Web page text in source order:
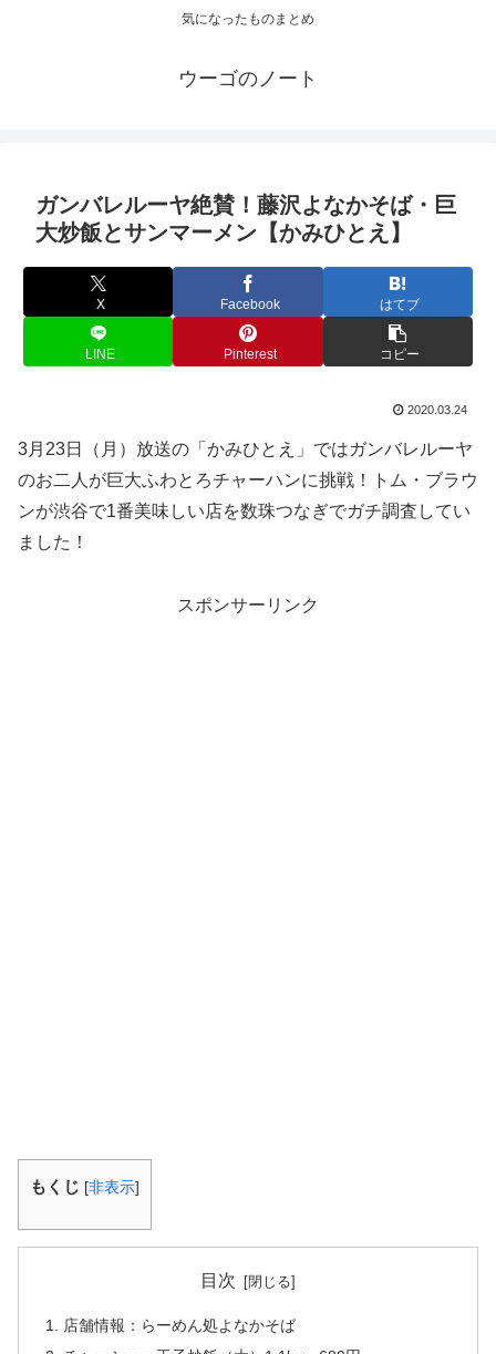
気になったものまとめ
ウーゴのノート
ガンバレルーヤ絶賛！藤沢よなかそば・巨
大炒飯とサンマーメン【かみひとえ】
X Facebook はてブ
LINE Pinterest コピー
2020.03.24
3月23日（月）放送の「かみひとえ」ではガンバレルーヤ
のお二人が巨大ふわとろチャーハンに挑戦！トム・ブラウ
ンが渋谷で1番美味しい店を数珠つなぎでガチ調査してい
ました！
スポンサーリンク
もくじ [非表示]
目次
店舗情報：らーめん処よなかそば